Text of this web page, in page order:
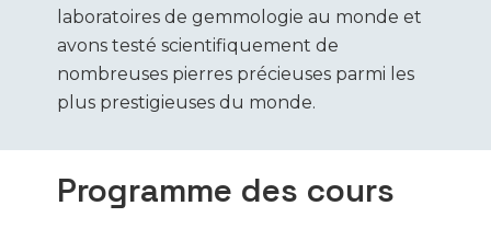
laboratoires de gemmologie au monde et
avons testé scientifiquement de
nombreuses pierres précieuses parmi les
plus prestigieuses du monde.
Programme des cours